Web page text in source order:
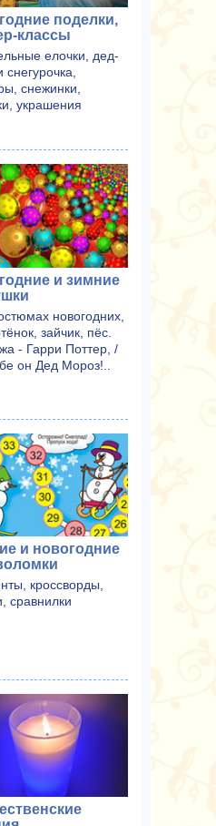
поделки,
классы
елочки, дед-
снежинки,
украшения
и зимние
новогодних,
зайчик, пёс.
- Гарри Поттер, /
он Дед Мороз!..
и новогодние
кроссворды,
сравнилки